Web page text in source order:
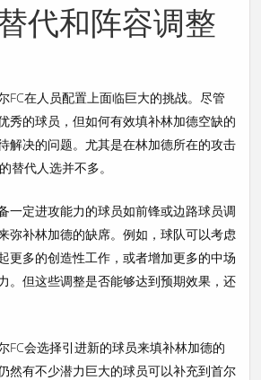
代和阵容调整
FC在人员配置上面临巨大的挑战。尽管
秀的球员，但如何有效填补林加德空缺的
解决的问题。尤其是在林加德所在的攻击
替代人选并不多。
一定进攻能力的球员如前锋或边路球员调
弥补林加德的缺席。例如，球队可以考虑
更多的创造性工作，或者增加更多的中场
。但这些调整是否能够达到预期效果，还
FC会选择引进新的球员来填补林加德的
然有不少潜力巨大的球员可以补充到首尔